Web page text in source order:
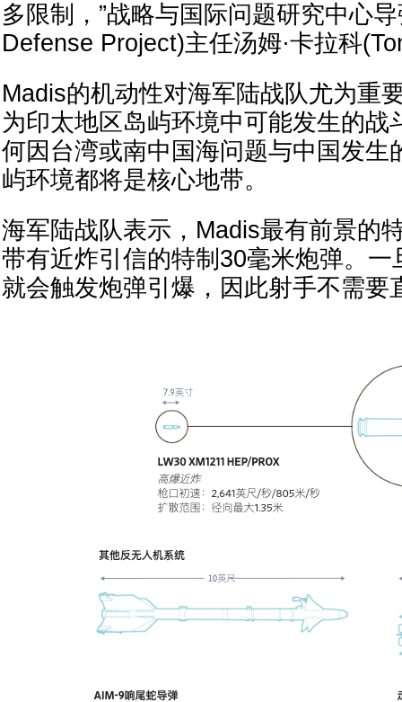
多限制，”战略与国际问题研究中心
Defense Project)主任汤姆·卡拉科
Madis的机动性对海军陆战队尤为重
为印太地区岛屿环境中可能发生的战
何因台湾或南中国海问题与中国发生
屿环境都将是核心地带。
海军陆战队表示，Madis最有前景的
带有近炸引信的特制30毫米炮弹。一
就会触发炮弹引爆，因此射手不需要